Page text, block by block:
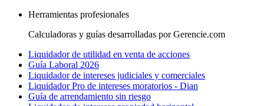
Herramientas profesionales
Calculadoras y guías desarrolladas por Gerencie.com
Liquidador de utilidad en venta de acciones
Guía Laboral 2026
Liquidador de intereses judiciales y comerciales
Liquidador Pro de intereses moratorios - Dian
Guía de arrendamiento sin riesgo